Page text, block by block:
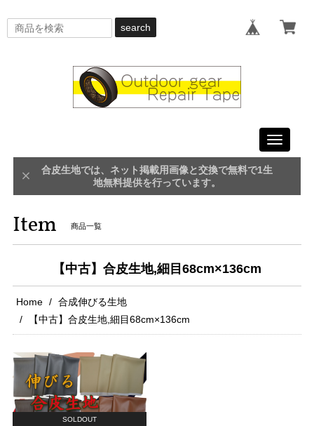
search
Toggle
合皮生地では、ネット掲載用画像と交換で無料で1生
地無料提供を行っています。
Item 商品一覧
【中古】合皮生地,細目68cm×136cm
Home
合成伸びる生地
【中古】合皮生地,細目68cm×136cm
SOLDOUT